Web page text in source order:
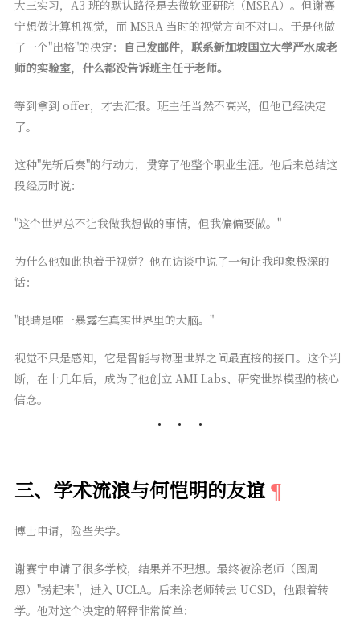
大三实习，A3 班的默认路径是去微软亚研院（MSRA）。但谢赛
宁想做计算机视觉，而 MSRA 当时的视觉方向不对口。于是他做
了一个"出格"的决定： 自己发邮件，联系新加坡国立大学严水成老
师的实验室，什么都没告诉班主任于老师。
等到拿到 offer，才去汇报。班主任当然不高兴，但他已经决定
了。
这种"先斩后奏"的行动力，贯穿了他整个职业生涯。他后来总结这
段经历时说：
"这个世界总不让我做我想做的事情，但我偏偏要做。"
为什么他如此执着于视觉？他在访谈中说了一句让我印象极深的
话：
"眼睛是唯一暴露在真实世界里的大脑。"
视觉不只是感知，它是智能与物理世界之间最直接的接口。这个判
断，在十几年后，成为了他创立 AMI Labs、研究世界模型的核心
信念。
三、学术流浪与何恺明的友谊
博士申请，险些失学。
谢赛宁申请了很多学校，结果并不理想。最终被涂老师（图周
恩）"捞起来"，进入 UCLA。后来涂老师转去 UCSD，他跟着转
学。他对这个决定的解释非常简单：